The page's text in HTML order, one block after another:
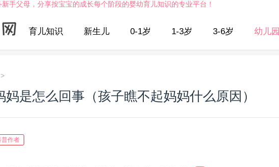
手父母，分享按宝宝的成长每个阶段的婴幼育儿知识的专业平台！
育儿知识 新生儿 0-1岁 1-3岁 3-6岁 幼儿园
>
是怎么回事（孩子瞧不起妈妈什么原因）
普作者